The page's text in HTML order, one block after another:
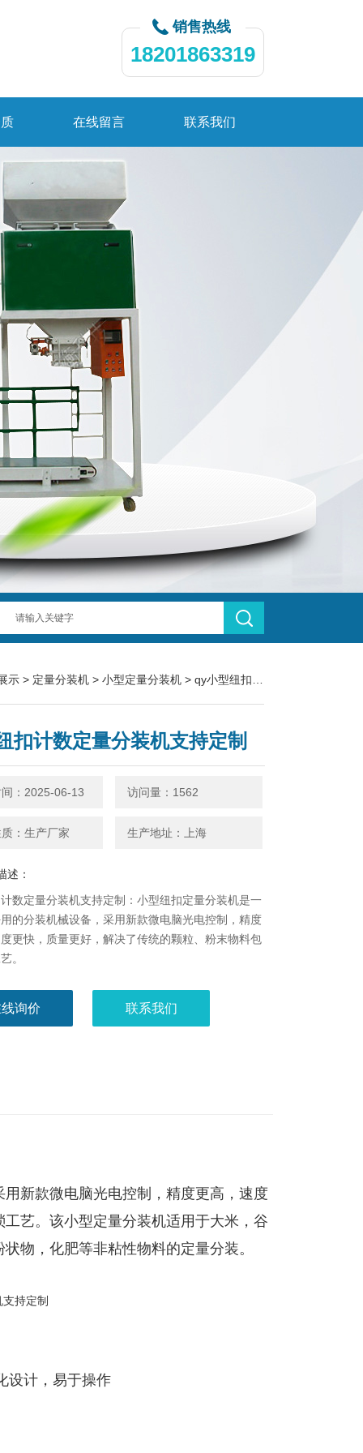
销售热线
18201863319
在线留言 联系我们
示 > 定量分装机 > 小型定量分装机 > qy小型纽扣计数定量分装机支持定制
扣计数定量分装机支持定制
：2025-06-13 访问量：1562
：生产厂家 生产地址：上海
述：
数定量分装机支持定制：小型纽扣定量分装机是一
的分装机械设备，采用新款微电脑光电控制，精度
更快，质量更好，解决了传统的颗粒、粉末物料包
。
询价 联系我们
新款微电脑光电控制，精度更高，速度
艺。该小型定量分装机适用于大米，谷
物，化肥等非粘性物料的定量分装。
设计，易于操作